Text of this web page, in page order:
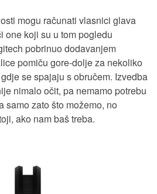
mogu računati vlasnici glava
one koji su u tom pogledu
pobrinuo dodavanjem
pomiču gore-dolje za nekoliko
se spajaju s obručem. Izvedba
nimalo očit, pa nemamo potrebu
samo zato što možemo, no
ako nam baš treba.